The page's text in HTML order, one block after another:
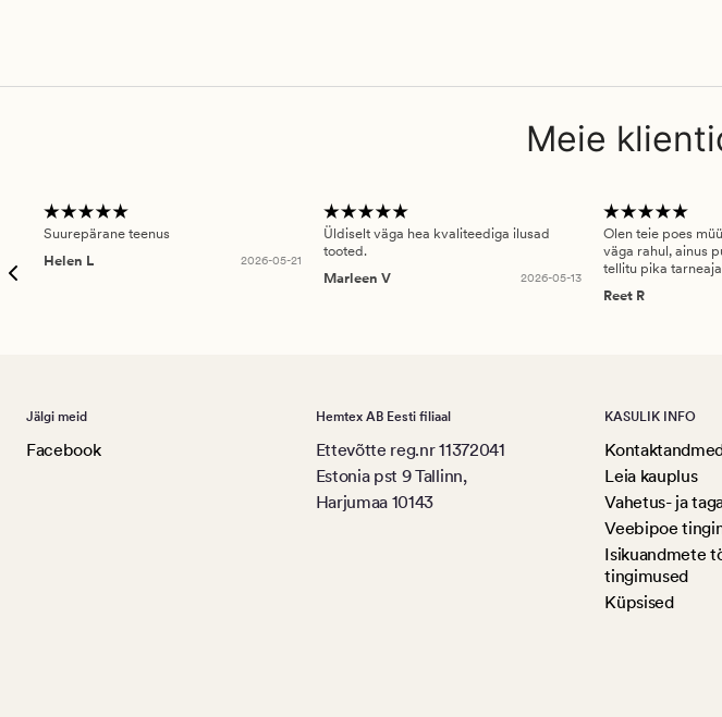
Meie
Suurepärane teenus
Helen L
2026-05-21
Üldiselt väga hea kvaliteediga ilusad
tooted.
Marleen V
2026-05-13
Olen teie poes
väga rahul, ainus
tellitu pika
Reet R
Jälgi meid
Facebook
Hemtex AB Eesti filiaal
Ettevõtte reg.nr 11372041
Estonia pst 9 Tallinn,
Harjumaa 10143
KASULIK INFO
Leia kauplus
Vahetus- ja
Veebipoe
Isikuandmete
tingimused
Küpsised